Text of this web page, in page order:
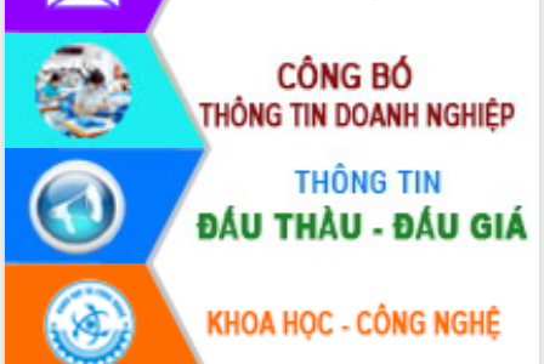
hoạch tỉnh thời kỳ 2021-2030
Hội thảo góp ý hồ sơ điều chỉnh quy
hoạch tỉnh Đắk Lắk thời kỳ 2021-2030,
tầm nhìn đến năm 2050
Nâng cao hiệu quả hoạt động của các
doanh nghiệp nhà nước
Hội nghị triển khai kết nối mạng
truyền số liệu chuyên dùng phục vụ cơ
quan Đảng, Nhà nước
Lễ phát động chuỗi hoạt động chung
tay làm sạch môi trường
Xã Ea Kar bước chuyển mình trong
công tác cải cách hành chính mô hình